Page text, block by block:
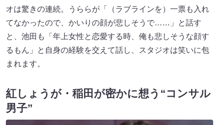
オは驚きの連続。うららが「（ラブラインを）一票も入れ
てなかったので、かいりの顔が悲しそうで……」と話す
と、池田も「年上女性と恋愛する時、俺も悲しそうな顔す
るもん」と自身の経験を交えて話し、スタジオは笑いに包
まれます。
紅しょうが・稲田が密かに想う“コンサル
男子”